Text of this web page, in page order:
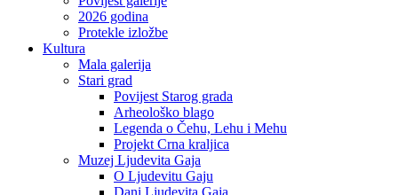
2026 godina
Protekle izložbe
Kultura
Mala galerija
Stari grad
Povijest Starog grada
Arheološko blago
Legenda o Čehu, Lehu i Mehu
Projekt Crna kraljica
Muzej Ljudevita Gaja
O Ljudevitu Gaju
Dani Ljudevita Gaja